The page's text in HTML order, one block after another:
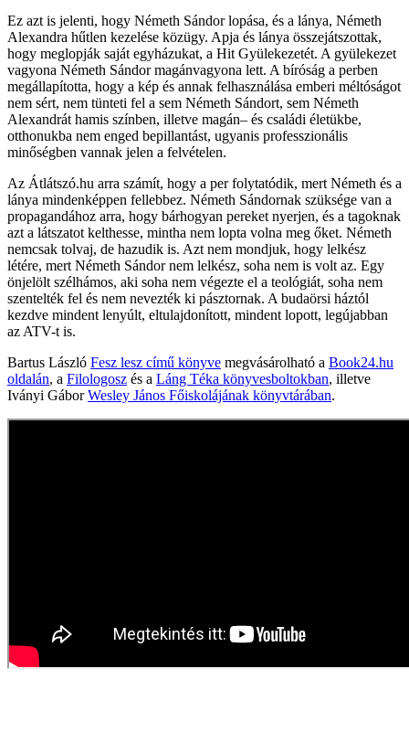
Ez azt is jelenti, hogy Németh Sándor lopása, és a lánya, Németh
Alexandra hűtlen kezelése közügy. Apja és lánya összejátszottak,
hogy meglopják saját egyházukat, a Hit Gyülekezetét. A gyülekezet
vagyona Németh Sándor magánvagyona lett. A bíróság a perben
megállapította, hogy a kép és annak felhasználása emberi méltóságot
nem sért, nem tünteti fel a sem Németh Sándort, sem Németh
Alexandrát hamis színben, illetve magán– és családi életükbe,
otthonukba nem enged bepillantást, ugyanis professzionális
minőségben vannak jelen a felvételen.
Az Átlátszó.hu arra számít, hogy a per folytatódik, mert Németh és a
lánya mindenképpen fellebbez. Németh Sándornak szüksége van a
propagandához arra, hogy bárhogyan pereket nyerjen, és a tagoknak
azt a látszatot kelthesse, mintha nem lopta volna meg őket. Németh
nemcsak tolvaj, de hazudik is. Azt nem mondjuk, hogy lelkész
létére, mert Németh Sándor nem lelkész, soha nem is volt az. Egy
önjelölt szélhámos, aki soha nem végezte el a teológiát, soha nem
szentelték fel és nem nevezték ki pásztornak. A budaörsi háztól
kezdve mindent lenyúlt, eltulajdonított, mindent lopott, legújabban
az ATV-t is.
Bartus László Fesz lesz című könyve megvásárolható a Book24.hu
oldalán, a Filologosz és a Láng Téka könyvesboltokban, illetve
Iványi GáborWesley János Főiskolájának könyvtárában.